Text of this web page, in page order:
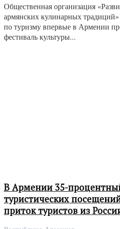
Общественная организация
армянских кулинарных
по туризму впервые в Армении
фестиваль культуры...
В Армении 35-
туристических
приток туристов из